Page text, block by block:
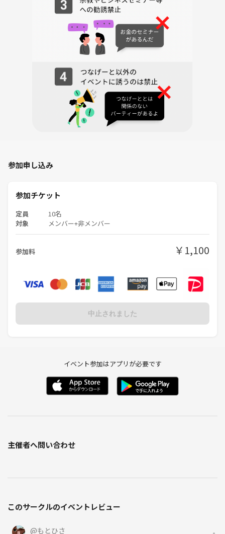
大阪駅から徒歩５分
阪急大阪梅田駅から徒歩４分
キャンセルの注意事項ご確認の上申込お願いいたします。
当会にふさわしくないと判断させていただいた方も参加お断りさせてい
ただきます。（理由はお答えできません）
トラブル等は、主催者側は関与いたしませんので、ご了承ください。
男女比、何歳が参加するかは非公開
3ヶ月に1回は100人規模の交流会も開催してます。
参加申し込み
参加チケット
定員 10名
対象 メンバー+非メンバー
参加料 ￥1,100
中止されました
イベント参加はアプリが必要です
主催者へ問い合わせ
このサークルのイベントレビュー
@もとひさ